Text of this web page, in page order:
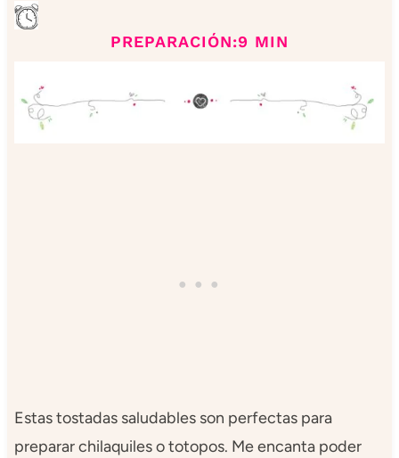
PREPARACIÓN:9 MIN
Estas tostadas saludables son perfectas para
preparar chilaquiles o totopos. Me encanta poder